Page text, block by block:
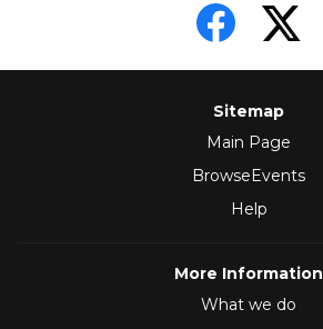
Sitemap
Main Page
BrowseEvents
Help
More Information
What we do